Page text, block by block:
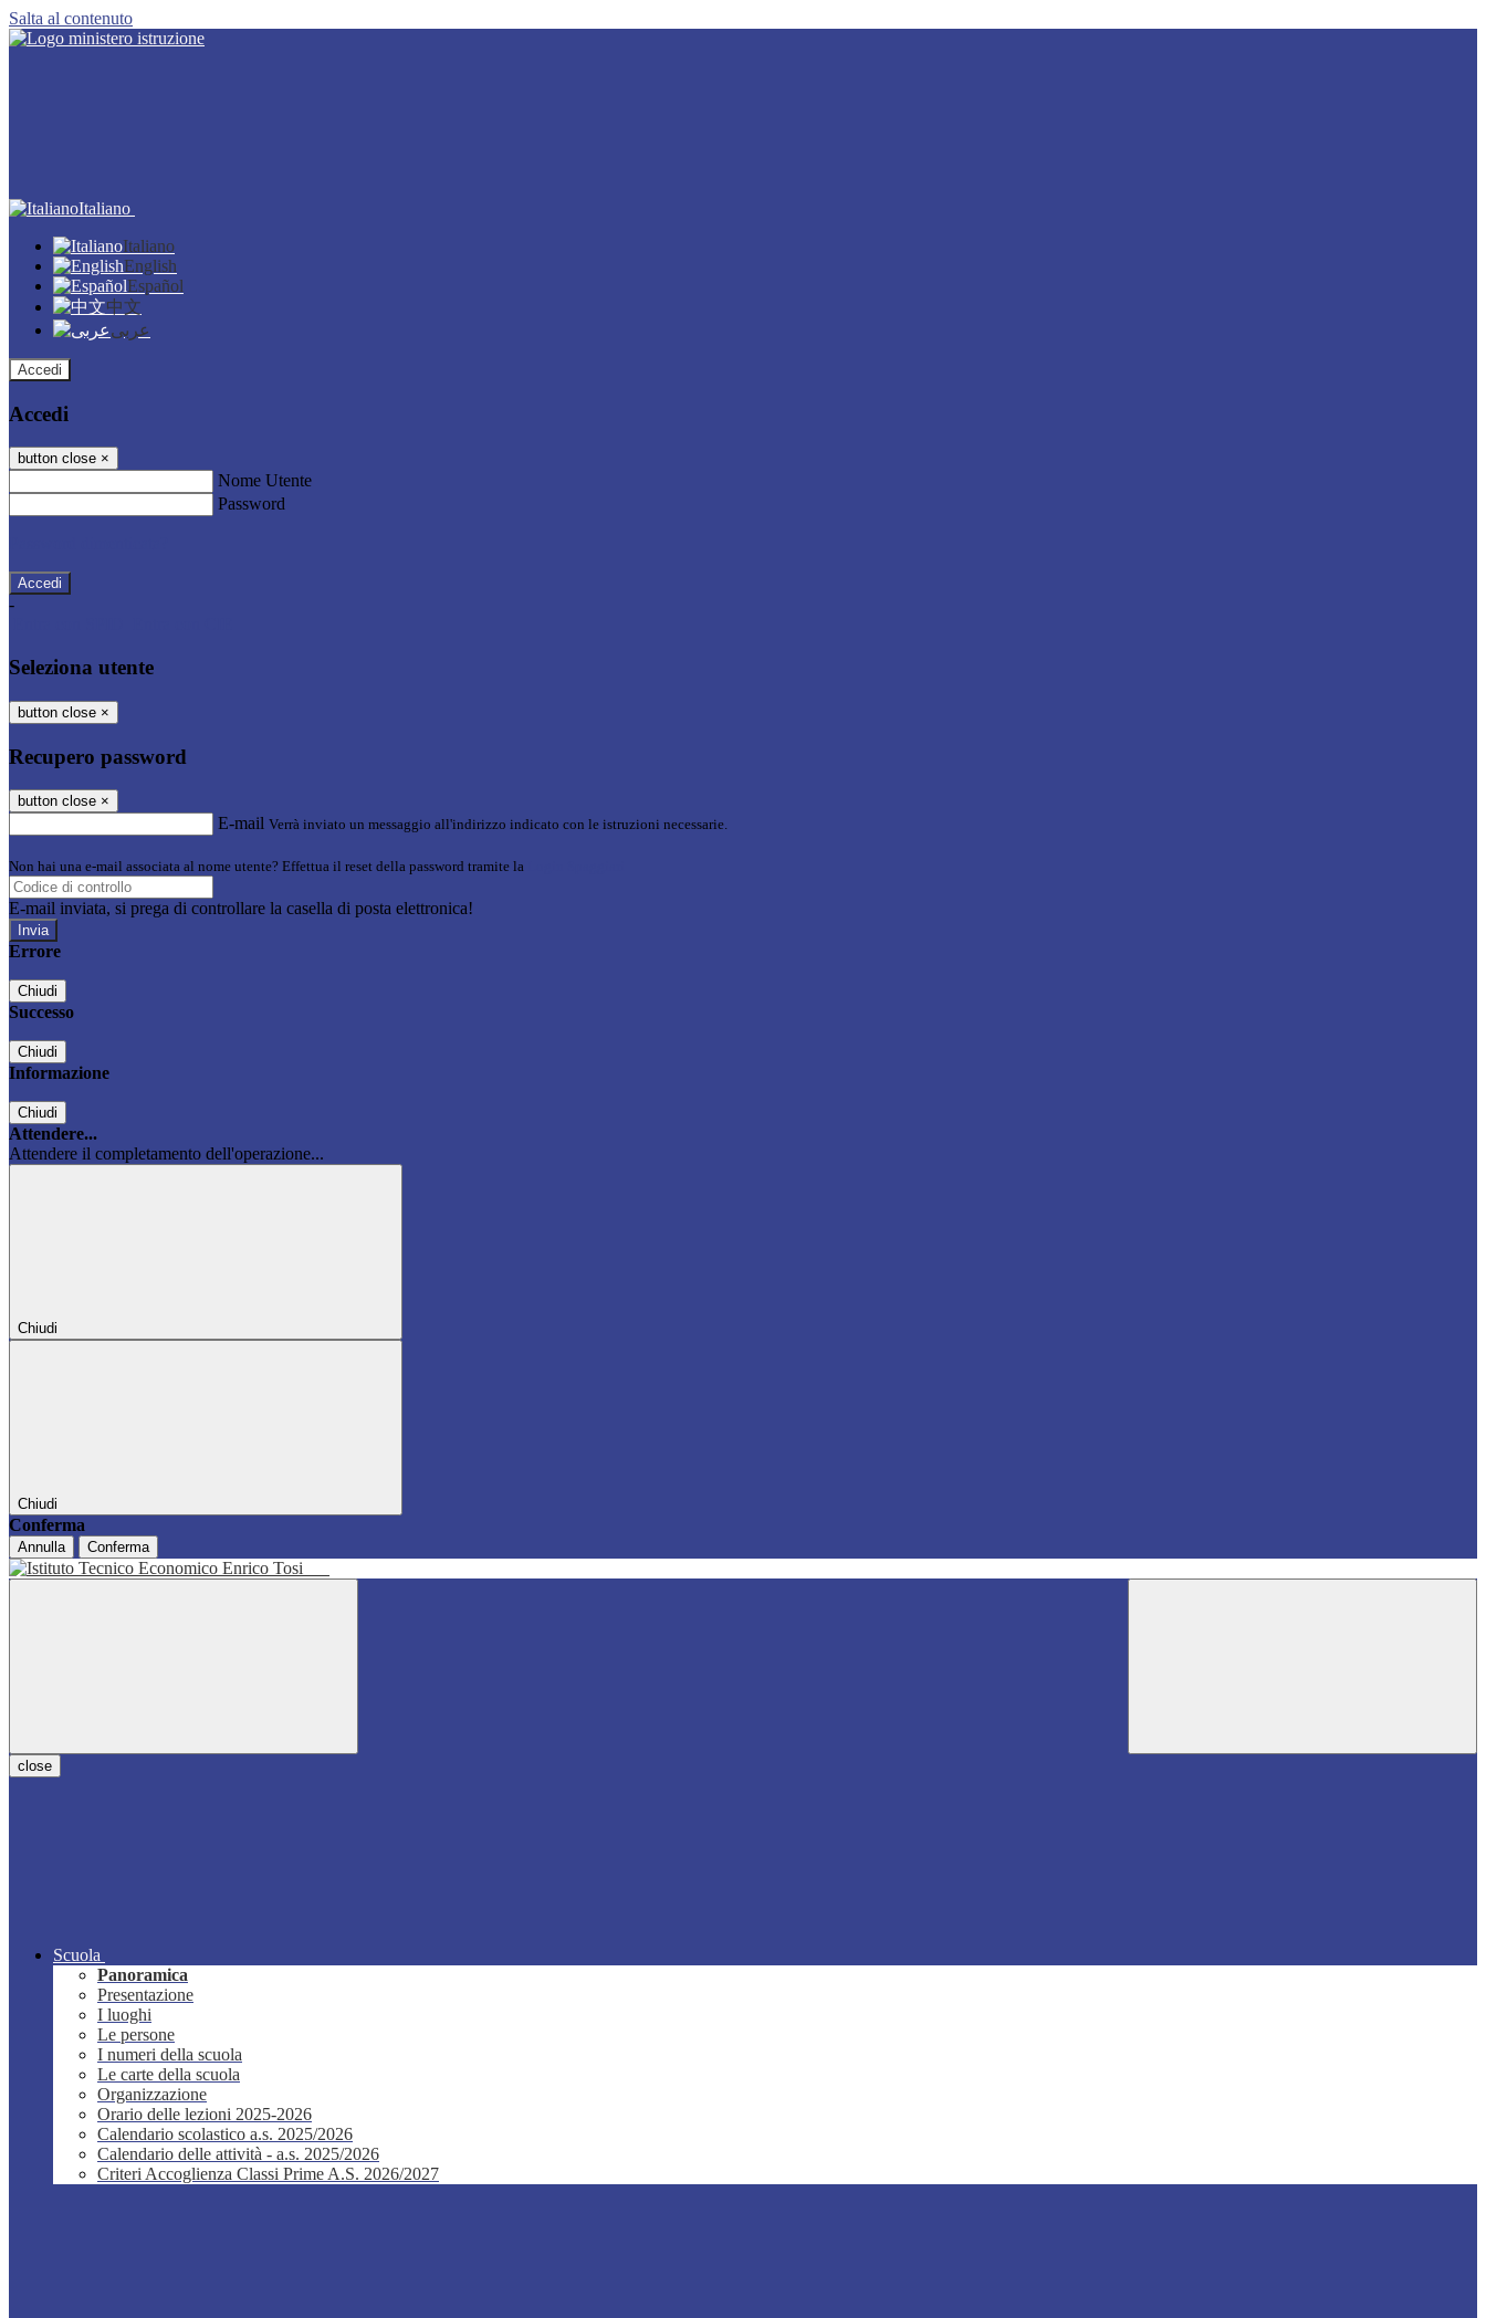
Salta al contenuto
Italiano
Italiano
English
Español
中文
عربى
Accedi
Accedi
button close ×
Nome Utente
Password
-
Seleziona utente
button close ×
Recupero password
button close ×
E-mail Verrà inviato un messaggio all'indirizzo indicato con le istruzioni necessarie.
Non hai una e-mail associata al nome utente? Effettua il reset della password tramite la
E-mail inviata, si prega di controllare la casella di posta elettronica!
Errore
Chiudi
Successo
Chiudi
Informazione
Chiudi
Attendere...
Attendere il completamento dell'operazione...
Chiudi
Chiudi
Conferma
Annulla Conferma
close
Scuola
Panoramica
Presentazione
I luoghi
Le persone
I numeri della scuola
Le carte della scuola
Organizzazione
Orario delle lezioni 2025-2026
Calendario scolastico a.s. 2025/2026
Calendario delle attività - a.s. 2025/2026
Criteri Accoglienza Classi Prime A.S. 2026/2027